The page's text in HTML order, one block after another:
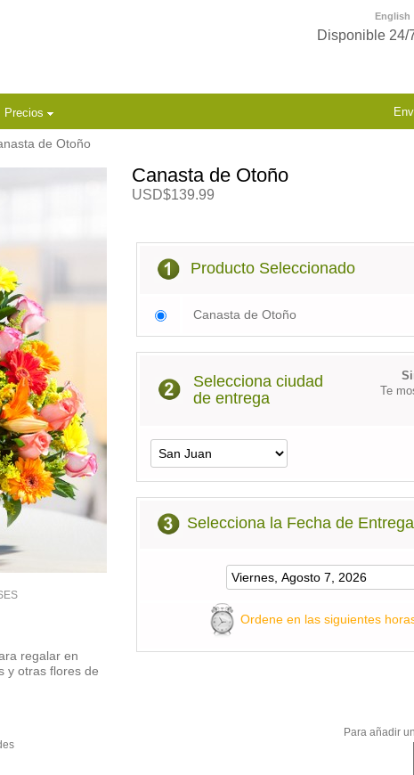
English
Disponible 24/
Precios
de Otoño
regalar en
y otras flores de
Canasta de Otoño
USD$139.99
Producto Seleccionado
Canasta de Otoño
Selecciona ciudad
de entrega
Te
Selecciona la Fecha de Entrega
Ordene en las siguientes
Para añadir